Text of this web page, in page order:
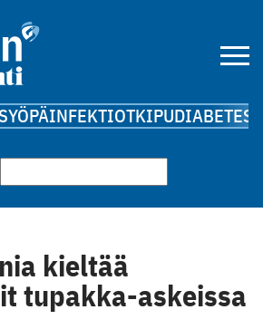
INFEKTIOTKIPUDIABETES
kieltää
tupakka-askeissa